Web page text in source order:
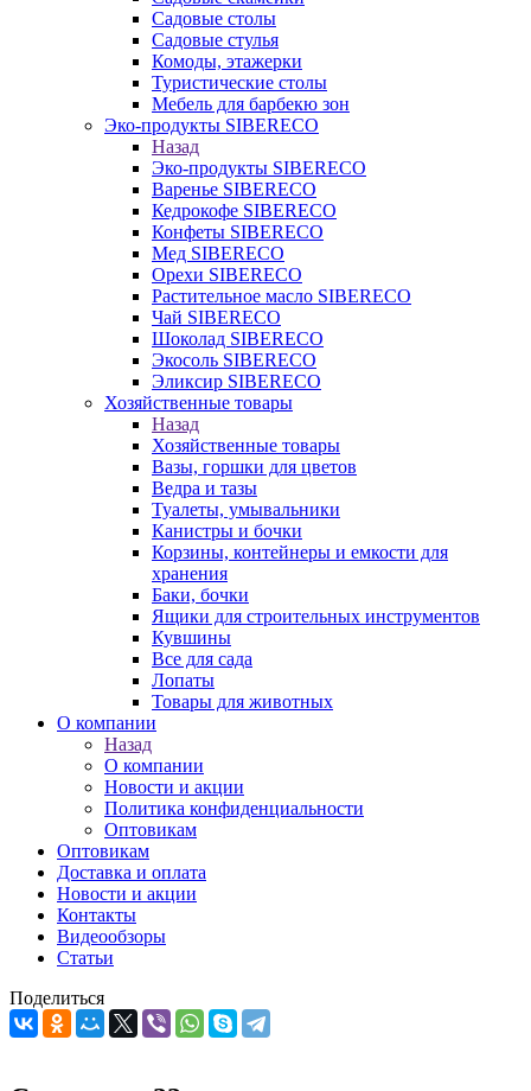
Садовые столы
Садовые стулья
Комоды, этажерки
Туристические столы
Мебель для барбекю зон
Эко-продукты SIBERECO
Назад
Эко-продукты SIBERECO
Варенье SIBERECO
Кедрокофе SIBERECO
Конфеты SIBERECO
Мед SIBERECO
Орехи SIBERECO
Растительное масло SIBERECO
Чай SIBERECO
Шоколад SIBERECO
Экосоль SIBERECO
Эликсир SIBERECO
Хозяйственные товары
Назад
Хозяйственные товары
Вазы, горшки для цветов
Ведра и тазы
Туалеты, умывальники
Канистры и бочки
Корзины, контейнеры и емкости для
хранения
Баки, бочки
Ящики для строительных инструментов
Кувшины
Все для сада
Лопаты
Товары для животных
О компании
Назад
О компании
Новости и акции
Политика конфиденциальности
Оптовикам
Оптовикам
Доставка и оплата
Новости и акции
Контакты
Видеообзоры
Статьи
Поделиться